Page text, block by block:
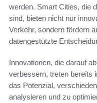
werden. Smart Cities, die
sind, bieten nicht nur
Verkehr, sondern fördern
datengestützte
Innovationen, die darauf
verbessern, treten bereits
das Potenzial,
analysieren und zu